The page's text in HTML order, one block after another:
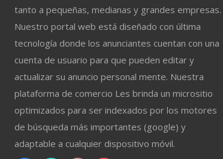
tanto a pequeñas, medianas y grandes empresas.
Nuestro portal web está diseñado con última
tecnología donde los anunciantes cuentan con una
cuenta de usuario para que pueden editar y
actualizar su anuncio personal mente. Nuestra
plataforma de comercio Les brinda un micrositio
optimizados para ser indexados por los motores
de búsqueda más importantes (google) y
adaptable a cualquier dispositivo móvil.